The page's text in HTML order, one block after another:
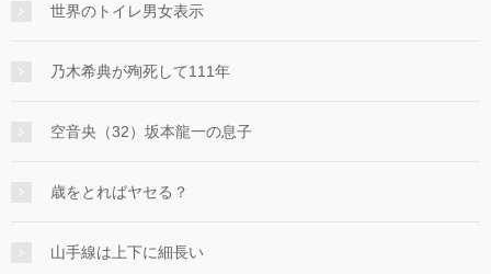
世界のトイレ男女表示
乃木希典が殉死して111年
空音央（32）坂本龍一の息子
歳をとればヤセる？
山手線は上下に細長い